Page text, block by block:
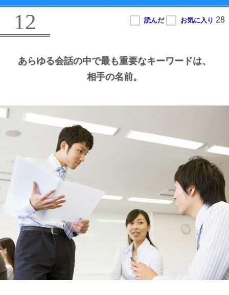
12
あらゆる会話の中で最も重要なキーワードは、
相手の名前。